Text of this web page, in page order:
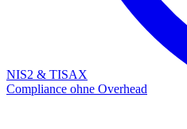
NIS2 & TISAX
Compliance ohne Overhead